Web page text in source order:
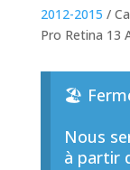
2012-2015 /
Pro Retina 13
🏖️
Nous
à partir